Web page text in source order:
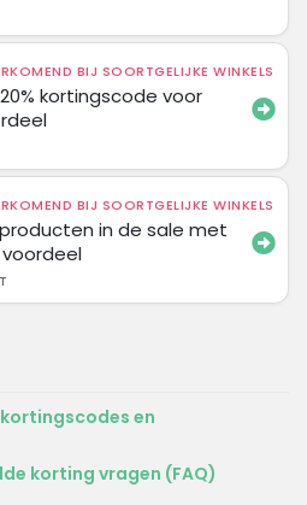
BIJ SOORTGELIJKE WINKELS
kortingscode voor
BIJ SOORTGELIJKE WINKELS
in de sale met
voordeel
en
korting vragen (FAQ)